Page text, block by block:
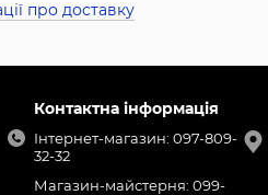
про доставку
Контактна інформація
Інтернет-магазин: 097-809-
32-32
Магазин-майстерня: 099-